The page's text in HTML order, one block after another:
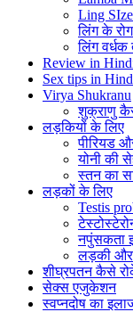
Ling SIze
लिंग के
लिंग
Review in
Sex tips in
Virya Shukranu
शुक्राणु
लड़कियों के लिए
पीरियड
योनी की
स्तन का
लड़कों के लिए
Testis
नपुंसकता
लड़की
शीघ्रपतन कैसे
सेक्स एजुकेशन
स्वप्नदोष का